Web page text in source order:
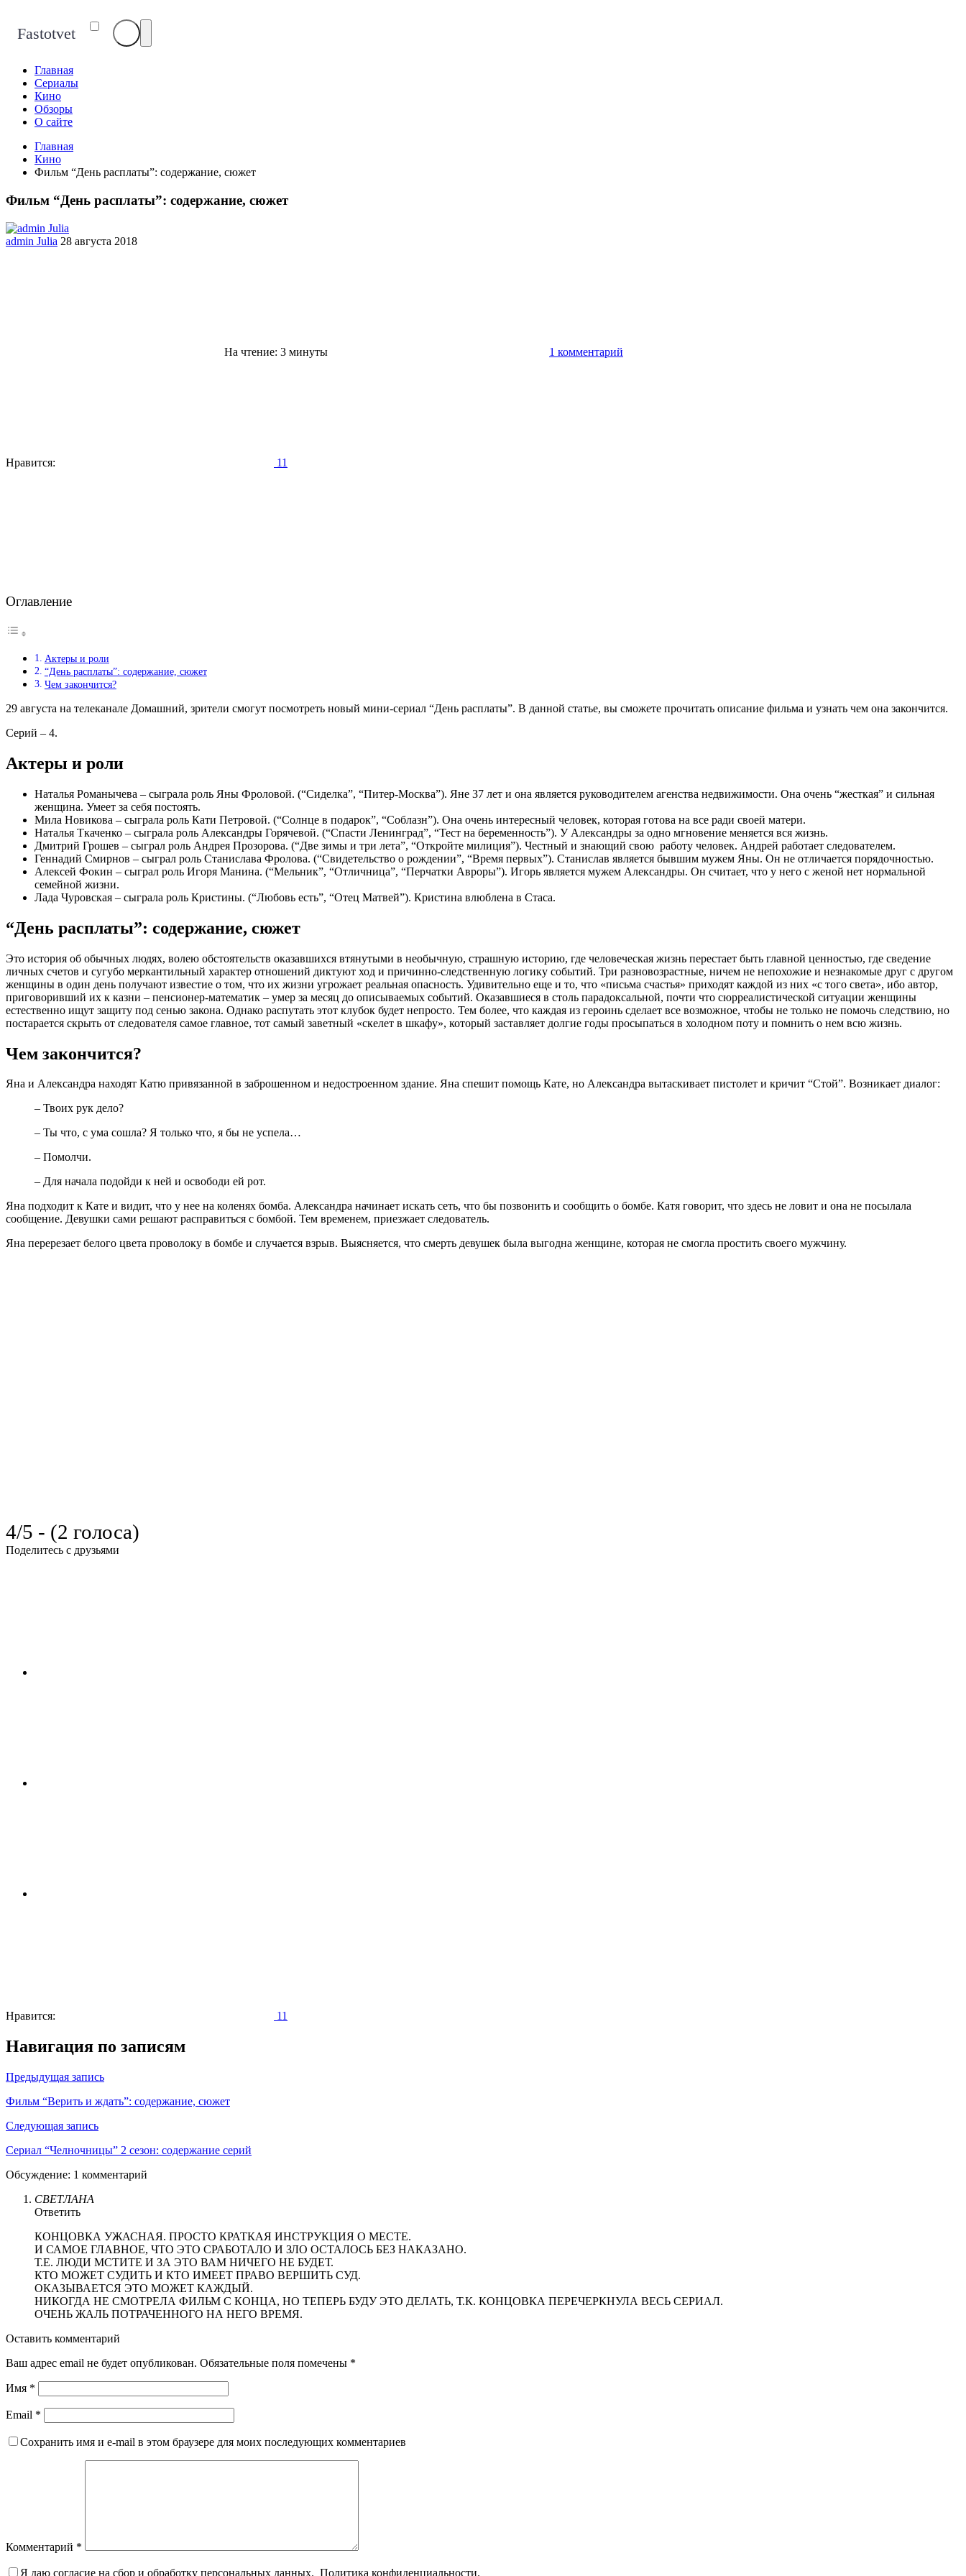
Fastotvet
Главная
Сериалы
Кино
Обзоры
О сайте
Главная
Кино
Фильм “День расплаты”: содержание, сюжет
Фильм “День расплаты”: содержание, сюжет
admin Julia 28 августа 2018
На чтение: 3 минуты 1 комментарий
Нравится: 11
Оглавление
Актеры и роли
“День расплаты”: содержание, сюжет
Чем закончится?
29 августа на телеканале Домашний, зрители смогут посмотреть новый мини-сериал “День расплаты”. В данной статье, вы сможете прочитать описание фильма и узнать чем она закончится.
Серий – 4.
Актеры и роли
Наталья Романычева – сыграла роль Яны Фроловой. (“Сиделка”, “Питер-Москва”). Яне 37 лет и она является руководителем агенства недвижимости. Она очень “жесткая” и сильная
женщина. Умеет за себя постоять.
Мила Новикова – сыграла роль Кати Петровой. (“Солнце в подарок”, “Соблазн”). Она очень интересный человек, которая готова на все ради своей матери.
Наталья Ткаченко – сыграла роль Александры Горячевой. (“Спасти Ленинград”, “Тест на беременность”). У Александры за одно мгновение меняется вся жизнь.
Дмитрий Грошев – сыграл роль Андрея Прозорова. (“Две зимы и три лета”, “Откройте милиция”). Честный и знающий свою работу человек. Андрей работает следователем.
Геннадий Смирнов – сыграл роль Станислава Фролова. (“Свидетельство о рождении”, “Время первых”). Станислав является бывшим мужем Яны. Он не отличается порядочностью.
Алексей Фокин – сыграл роль Игоря Манина. (“Мельник”, “Отличница”, “Перчатки Авроры”). Игорь является мужем Александры. Он считает, что у него с женой нет нормальной
семейной жизни.
Лада Чуровская – сыграла роль Кристины. (“Любовь есть”, “Отец Матвей”). Кристина влюблена в Стаса.
“День расплаты”: содержание, сюжет
Это история об обычных людях, волею обстоятельств оказавшихся втянутыми в необычную, страшную историю, где человеческая жизнь перестает быть главной ценностью, где сведение
личных счетов и сугубо меркантильный характер отношений диктуют ход и причинно-следственную логику событий. Три разновозрастные, ничем не непохожие и незнакомые друг с другом
женщины в один день получают известие о том, что их жизни угрожает реальная опасность. Удивительно еще и то, что «письма счастья» приходят каждой из них «с того света», ибо автор,
приговоривший их к казни – пенсионер-математик – умер за месяц до описываемых событий. Оказавшиеся в столь парадоксальной, почти что сюрреалистической ситуации женщины
естественно ищут защиту под сенью закона. Однако распутать этот клубок будет непросто. Тем более, что каждая из героинь сделает все возможное, чтобы не только не помочь следствию, но
постарается скрыть от следователя самое главное, тот самый заветный «скелет в шкафу», который заставляет долгие годы просыпаться в холодном поту и помнить о нем всю жизнь.
Чем закончится?
Яна и Александра находят Катю привязанной в заброшенном и недостроенном здание. Яна спешит помощь Кате, но Александра вытаскивает пистолет и кричит “Стой”. Возникает диалог:
– Твоих рук дело?
– Ты что, с ума сошла? Я только что, я бы не успела…
– Помолчи.
– Для начала подойди к ней и освободи ей рот.
Яна подходит к Кате и видит, что у нее на коленях бомба. Александра начинает искать сеть, что бы позвонить и сообщить о бомбе. Катя говорит, что здесь не ловит и она не посылала
сообщение. Девушки сами решают расправиться с бомбой. Тем временем, приезжает следователь.
Яна перерезает белого цвета проволоку в бомбе и случается взрыв. Выясняется, что смерть девушек была выгодна женщине, которая не смогла простить своего мужчину.
4/5 - (2 голоса)
Поделитесь с друзьями
Нравится: 11
Навигация по записям
Предыдущая запись
Фильм “Верить и ждать”: содержание, сюжет
Следующая запись
Сериал “Челночницы” 2 сезон: содержание серий
Обсуждение: 1 комментарий
СВЕТЛАНА
Ответить
КОНЦОВКА УЖАСНАЯ. ПРОСТО КРАТКАЯ ИНСТРУКЦИЯ О МЕСТЕ.
И САМОЕ ГЛАВНОЕ, ЧТО ЭТО СРАБОТАЛО И ЗЛО ОСТАЛОСЬ БЕЗ НАКАЗАНО.
Т.Е. ЛЮДИ МСТИТЕ И ЗА ЭТО ВАМ НИЧЕГО НЕ БУДЕТ.
КТО МОЖЕТ СУДИТЬ И КТО ИМЕЕТ ПРАВО ВЕРШИТЬ СУД.
ОКАЗЫВАЕТСЯ ЭТО МОЖЕТ КАЖДЫЙ.
НИКОГДА НЕ СМОТРЕЛА ФИЛЬМ С КОНЦА, НО ТЕПЕРЬ БУДУ ЭТО ДЕЛАТЬ, Т.К. КОНЦОВКА ПЕРЕЧЕРКНУЛА ВЕСЬ СЕРИАЛ.
ОЧЕНЬ ЖАЛЬ ПОТРАЧЕННОГО НА НЕГО ВРЕМЯ.
Оставить комментарий
Ваш адрес email не будет опубликован. Обязательные поля помечены *
Имя *
Email *
Сохранить имя и e-mail в этом браузере для моих последующих комментариев
Комментарий *
Я даю согласие на сбор и обработку персональных данных. Политика конфиденциальности.